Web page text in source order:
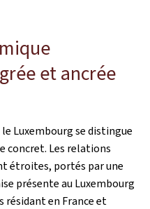
et ancrée
Luxembourg se distingue
concret. Les relations
étroites, portés par une
présente au Luxembourg
résidant en France et